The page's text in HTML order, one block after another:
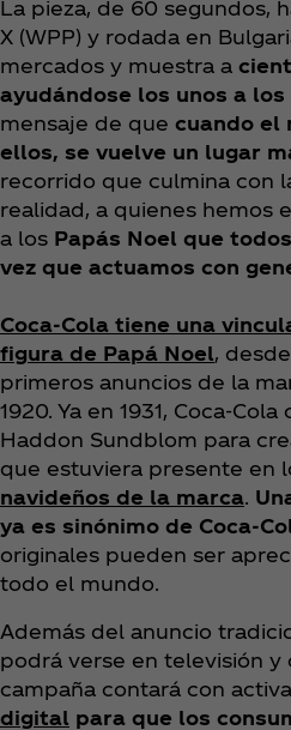
La pieza, de 60 segundos,
X (WPP) y rodada en
mercados y muestra a
ayudándose los unos a
mensaje de que cuando el
ellos, se vuelve un lugar
recorrido que culmina con
realidad, a quienes hemos
a los Papás Noel que
vez que actuamos con
Coca‑Cola tiene una
figura de Papá Noel,
primeros anuncios de la
1920. Ya en 1931,
Haddon Sundblom para
que estuviera presente en
navideños de la marca
ya es sinónimo de
originales pueden ser
todo el mundo.
Además del anuncio
podrá verse en televisión y
campaña contará con
digital para que los